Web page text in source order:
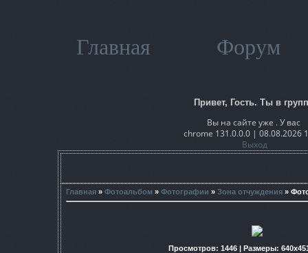
Главная Форум
Привет, Гость. Ты в
Вы на сайте уже . У вас
chrome 131.0.0.0 | 08.08.2026
Выход
Главная » Фотоальбом » Фотографии » Зона отчуждения »
Просмотров: 1446 | Размеры: